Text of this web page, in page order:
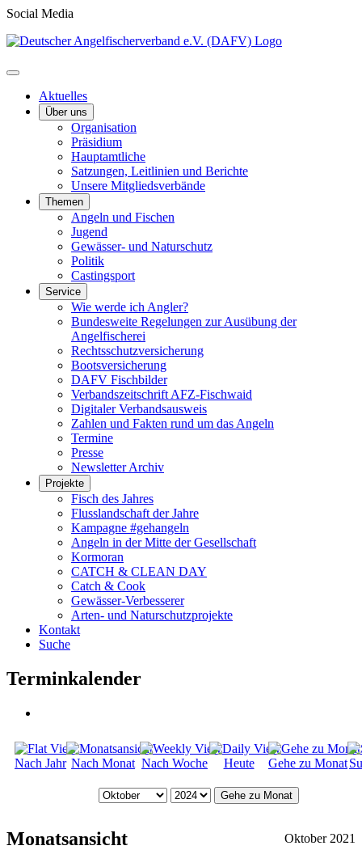
Social Media
Aktuelles
Über uns
Organisation
Präsidium
Hauptamtliche
Satzungen, Leitlinien und Berichte
Unsere Mitgliedsverbände
Themen
Angeln und Fischen
Jugend
Gewässer- und Naturschutz
Politik
Castingsport
Service
Wie werde ich Angler?
Bundesweite Regelungen zur Ausübung der
Angelfischerei
Rechtsschutzversicherung
Bootsversicherung
DAFV Fischbilder
Verbandszeitschrift AFZ-Fischwaid
Digitaler Verbandsausweis
Zahlen und Fakten rund um das Angeln
Termine
Presse
Newsletter Archiv
Projekte
Fisch des Jahres
Flusslandschaft der Jahre
Kampagne #gehangeln
Angeln in der Mitte der Gesellschaft
Kormoran
CATCH & CLEAN DAY
Catch & Cook
Gewässer-Verbesserer
Arten- und Naturschutzprojekte
Kontakt
Suche
Terminkalender
Nach Jahr Nach Monat Nach Woche Heute Gehe zu Monat
Gehe zu Monat
Monatsansicht Oktober 2021